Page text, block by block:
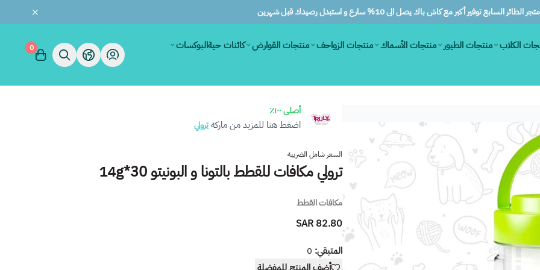
الطائر السابع توفير أكبر مع كاش باك يصل الى 10% سارع و استبدل رصيدك قبل شهرين
الكلاب منتجات الطيور منتجات الأسماك منتجات الزواحف منتجات القوارض كائنات حيةالبوكسات
0
أصلى ١٠٠٪
اضغط هنا للمزيد من ماركةترولي
السعر شامل الضريبة
ترولي مكافات للقطط بالتونا و البونيتو 14g*30
مكافات القطط
82.80 SAR
المتبقي: 0